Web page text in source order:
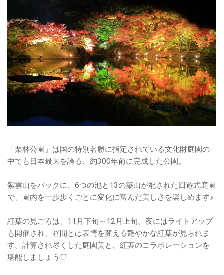
「栗林公園」は国の特別名勝に指定されている文化財庭園の
中でも日本最大を誇る、約300年前に完成した公園。
紫雲山をバックに、6つの池と13の築山が配された回遊式庭園
で、園内を一歩歩くごとに変化に富んだ美しさを楽しめます♪
紅葉の見ごろは、11月下旬～12月上旬。夜にはライトアップ
も開催され、昼間とは表情を変える艶やかな紅葉が見られま
す。計算され尽くした庭園美と、紅葉のコラボレーションを
堪能しましょう♡